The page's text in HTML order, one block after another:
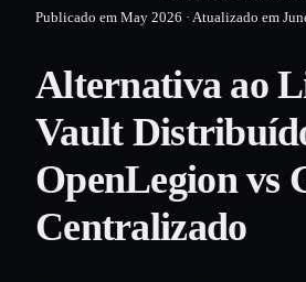
Publicado em May 2026 · Atualizado em
Alternativa ao
Vault
OpenLegion vs
Centralizado